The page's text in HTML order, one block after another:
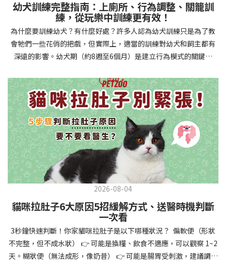
幼犬訓練完整指南：上廁所、行為調整、關籠訓
練，從玩樂中訓練更有效！
為什麼要訓練幼犬？有什麼好處？許多人認為幼犬訓練只是為了教
會牠們一些花俏的把戲，但實際上，適當的訓練對幼犬和飼主都有
深遠的影響。幼犬期（約8週至6個月）是建立行為模式的關鍵時
的行為問題，並建立人犬間的健康關係。 建立安全健康的生活環境
透過基礎訓練，幼犬能學會家居規則，避免危險行為和破壞家具。
像是「不」和「放下」等指令可以阻止幼犬咬電線或誤食有害物
質，有效降低居家意外風險。規律的如廁訓練則能養成良好衛生習
慣，讓家中環境保持乾淨舒適。增強溝通與信任關係訓練過程就像
建立一種共同語言，幫助你和幼犬更好地理解彼此。當幼犬學會回
應你的指令，不只增加了互動機會，也建立了主人作為領導者的地
位。正向獎勵式訓練更能培養幼犬對你的信任感，強化情感連結，
創造更和諧的相處模式。培養社交技能與適應能力及早接觸各種環
境和刺激，能幫助幼犬成長為自信穩定的成犬。適當的社會化訓練
讓牠們學會如何與其他狗狗、動物和人類和平相處，減少恐懼或攻
擊行為。這種適應能力使幼犬未來能從容面對獸醫檢查、美容
salon、寄宿或旅行等各種情境，大大提升生活品質。 訓練幼犬不只
是教會指令，更是塑造性格和習慣的過程！ 透過耐心且一致的訓
練，你不僅能擁有一隻聽話的好狗狗，更能建立起相互尊重的終身
2026-08-04
貓咪拉肚子6大原因5招緩解方式、送醫時機判斷
一次看
3秒鐘快速判斷！你家貓咪拉肚子是以下哪種狀況？ 偏軟便（形狀
不完整，但不成水狀） 👉 可能是換糧、飲食不適應，可以觀察 1~2
天。糊狀便（無法成形，像奶昔） 👉 可能是腸胃受刺激，建議調整